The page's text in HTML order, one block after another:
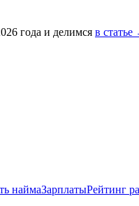
года и делимся в статье
наймаЗарплатыРейтинг